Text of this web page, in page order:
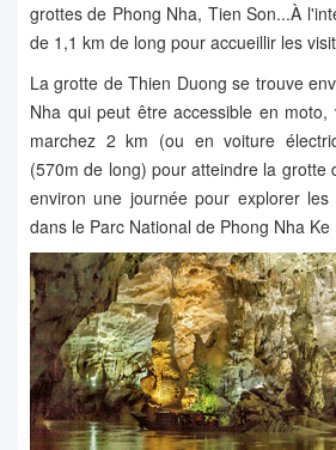
grottes de Phong Nha, Tien Son...À
de 1,1 km de long pour accueillir les
La grotte de Thien Duong se trouve
Nha qui peut être accessible en
marchez 2 km (ou en voiture
(570m de long) pour atteindre la grotte
environ une journée pour explorer
dans le Parc National de Phong Nha Ke